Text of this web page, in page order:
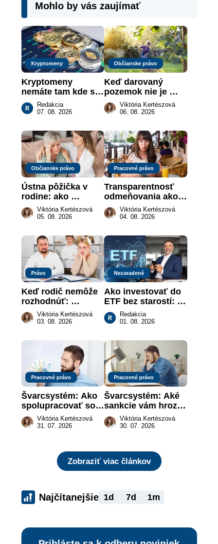
Mohlo by vás zaujímať
Kryptomeny
Kryptomeny
nemáte tam kde si
myslíte: Viete, kde
sa naozaj
Redakcia
07. 08. 2026
Občianske právo
Keď darovaný
pozemok nie je
„hotová vec“: kedy
môže darca žiadať
Viktória Kertészová
06. 08. 2026
Občianske právo
Ústna pôžička v
rodine: ako
vymôcť peniaze,
keď na papieri nie
Viktória Kertészová
05. 08. 2026
Pracovné právo
Transparentnosť
odmeňovania ako
právna povinnosť:
revolúcia na
práce
Viktória Kertészová
04. 08. 2026
Právo
Keď rodič nemôže
rozhodnúť:
nahradenie prejavu
vôle súdom v
Viktória Kertészová
03. 08. 2026
Nezaradené
Ako investovať do
ETF bez starostí:
Investičné plány,
ktoré urobia prácu
Redakcia
01. 08. 2026
Pracovné právo
Švarcsystém: Ako
spolupracovať so
živnostníkom
legálne a bez
Viktória Kertészová
31. 07. 2026
Pracovné právo
Švarcsystém: Aké
sankcie vám hrozia
a prečo nestačí
zaplatiť pokutu?
Viktória Kertészová
30. 07. 2026
Zobraziť viac článkov
Najčítanejšie 1d 7d 1m